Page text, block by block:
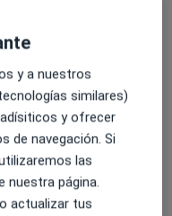
y a nuestros
similares)
y ofrecer
de navegación. Si
las
nuestra página.
actualizar tus